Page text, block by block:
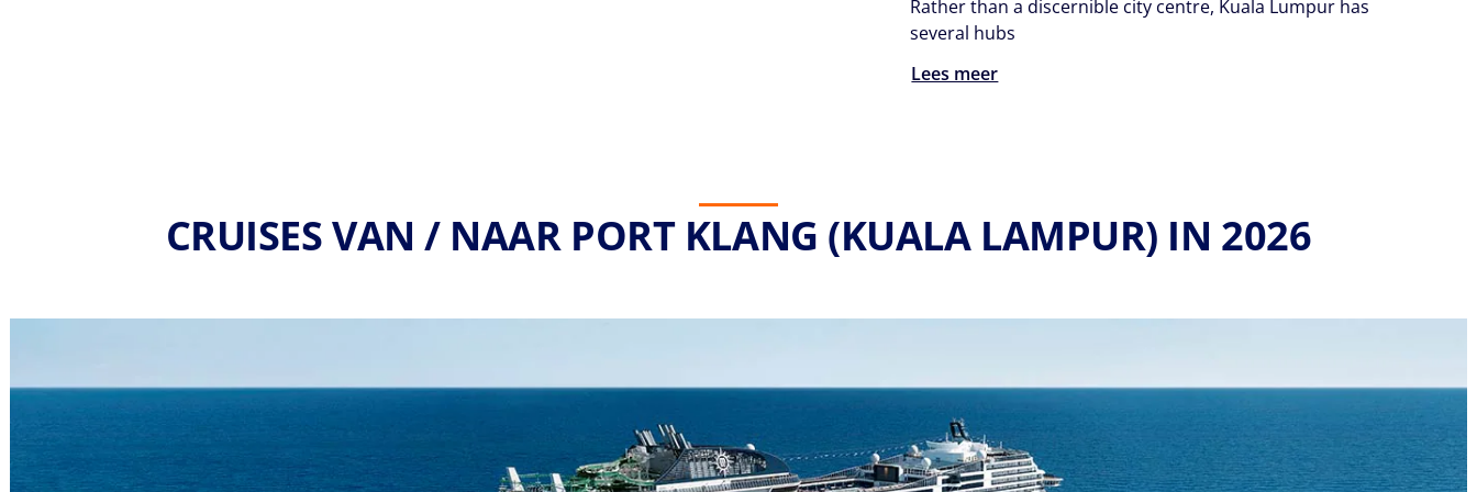
Rather than a discernible city centre, Kuala Lumpur has
several hubs
Lees meer
CRUISES VAN / NAAR PORT KLANG (KUALA LAMPUR) IN 2026